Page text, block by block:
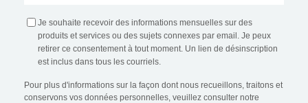
Je souhaite recevoir des informations mensuelles sur des
produits et services ou des sujets connexes par email. Je peux
retirer ce consentement à tout moment. Un lien de désinscription
est inclus dans tous les courriels.
Pour plus d'informations sur la façon dont nous recueillons, traitons et
conservons vos données personnelles, veuillez consulter notre